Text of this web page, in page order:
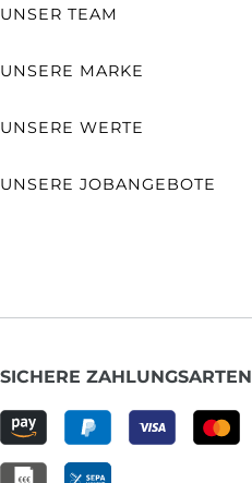
UNSER TEAM
UNSERE MARKE
UNSERE WERTE
UNSERE JOBANGEBOTE
SICHERE ZAHLUNGSARTEN